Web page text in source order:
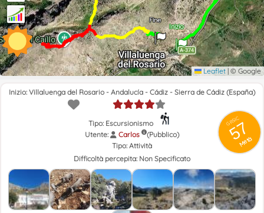
Inizio
Fine
Leaflet | © Google
GRSIC
57
Metà
Inizio: Villaluenga del Rosario - Andalucía - Cádiz - Sierra de Cádiz (España)
Tipo: Escursionismo
Utente:
Carlos
(Pubblico)
Tipo: Attività
Difficoltà percepita: Non Specificato